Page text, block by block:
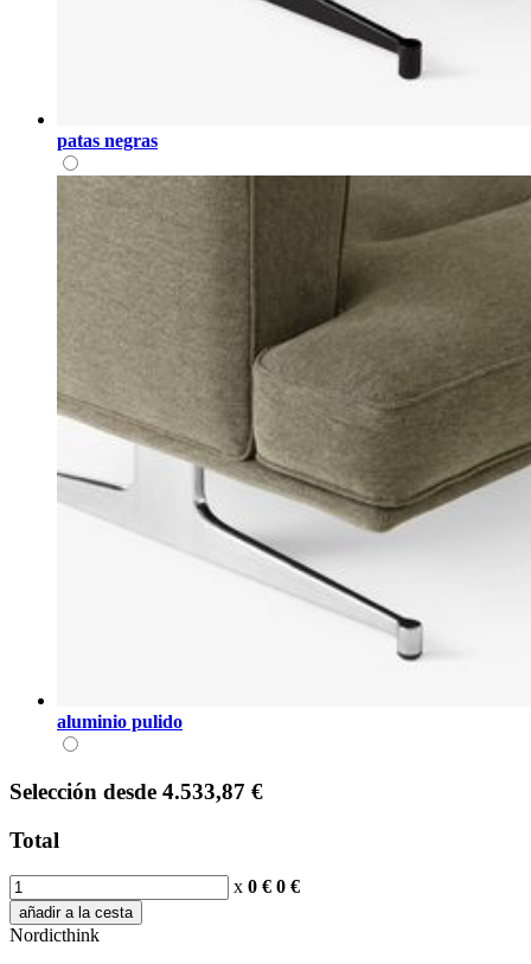
patas negras
aluminio pulido
Selección desde 4.533,87 €
Total
x 0 € 0 €
añadir a la cesta
Nordicthink